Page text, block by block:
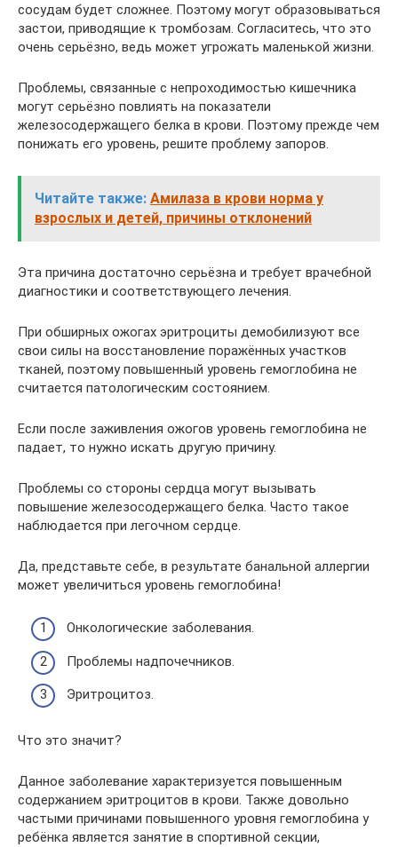
сосудам будет сложнее. Поэтому могут образовываться
застои, приводящие к тромбозам. Согласитесь, что это
очень серьёзно, ведь может угрожать маленькой жизни.
Проблемы, связанные с непроходимостью кишечника
могут серьёзно повлиять на показатели
железосодержащего белка в крови. Поэтому прежде чем
понижать его уровень, решите проблему запоров.
Читайте также: Амилаза в крови норма у
взрослых и детей, причины отклонений
Эта причина достаточно серьёзна и требует врачебной
диагностики и соответствующего лечения.
При обширных ожогах эритроциты демобилизуют все
свои силы на восстановление поражённых участков
тканей, поэтому повышенный уровень гемоглобина не
считается патологическим состоянием.
Если после заживления ожогов уровень гемоглобина не
падает, то нужно искать другую причину.
Проблемы со стороны сердца могут вызывать
повышение железосодержащего белка. Часто такое
наблюдается при легочном сердце.
Да, представьте себе, в результате банальной аллергии
может увеличиться уровень гемоглобина!
Онкологические заболевания.
Проблемы надпочечников.
Эритроцитоз.
Что это значит?
Данное заболевание характеризуется повышенным
содержанием эритроцитов в крови. Также довольно
частыми причинами повышенного уровня гемоглобина у
ребёнка является занятие в спортивной секции,